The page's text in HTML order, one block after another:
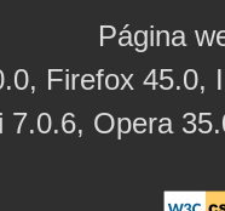
Página
Firefox 45.0,
7.0.6, Opera